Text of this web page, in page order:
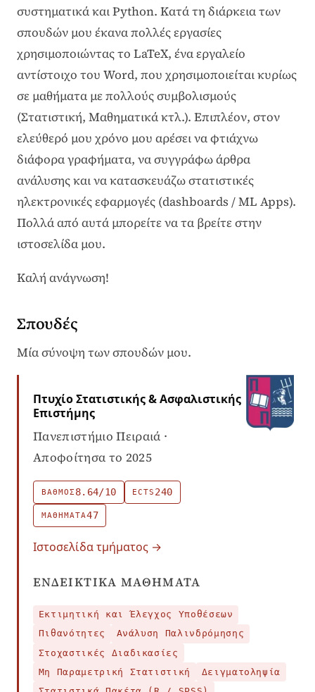
συστηματικά και Python. Κατά τη διάρκεια των
σπουδών μου έκανα πολλές εργασίες
χρησιμοποιώντας το LaTeX, ένα εργαλείο
αντίστοιχο του Word, που χρησιμοποιείται κυρίως
σε μαθήματα με πολλούς συμβολισμούς
(Στατιστική, Μαθηματικά κτλ.). Επιπλέον, στον
ελεύθερό μου χρόνο μου αρέσει να φτιάχνω
διάφορα γραφήματα, να συγγράφω άρθρα
ανάλυσης και να κατασκευάζω στατιστικές
ηλεκτρονικές εφαρμογές (dashboards / ML Apps).
Πολλά από αυτά μπορείτε να τα βρείτε στην
ιστοσελίδα μου.
Καλή ανάγνωση!
Σπουδές
Μία σύνοψη των σπουδών μου.
Πτυχίο Στατιστικής & Ασφαλιστικής
Επιστήμης
Πανεπιστήμιο Πειραιά ·
Αποφοίτησα το 2025
ΒΑΘΜΌΣ 8.64/10 ECTS 240
ΜΑΘΉΜΑΤΑ47
Ιστοσελίδα τμήματος →
ΕΝΔΕΙΚΤΙΚΆ ΜΑΘΉΜΑΤΑ
Εκτιμητική και Έλεγχος Υποθέσεων
Πιθανότητες
Ανάλυση Παλινδρόμησης
Στοχαστικές Διαδικασίες
Μη Παραμετρική Στατιστική
Δειγματοληψία